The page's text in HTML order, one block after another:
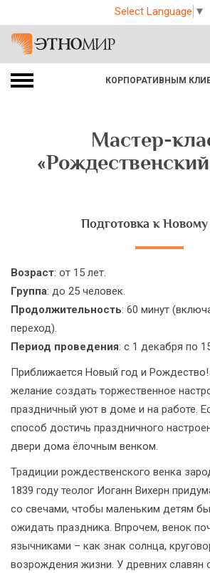
Select Language ▼
КОРПОРАТИВНЫМ
Мастер-
Подготовка к Новому
Возраст: от 15 лет.
Группа: до 25 человек.
Продолжительность: 60 минут
переход).
Период проведения: с 1 декабря по
Приближается Новый год и
желание создать торжественное
праздничный уют в доме и на работе.
способ достичь праздничного
двери дома ёлочным венком.
Традиции рождественского венка
1839 году теолог Иоганн Вихерн
со свечами, чтобы маленьким детям
ожидать праздника. Впрочем, венок
язычниками – как знак солнца,
возрождения жизни. У древних славян